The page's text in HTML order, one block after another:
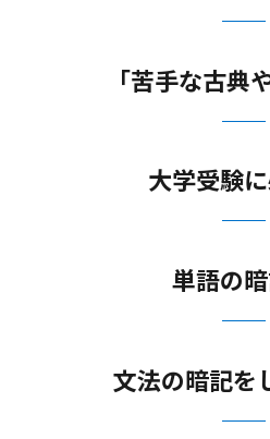
｢苦手な古典
大学受験
単語の
文法の暗記を